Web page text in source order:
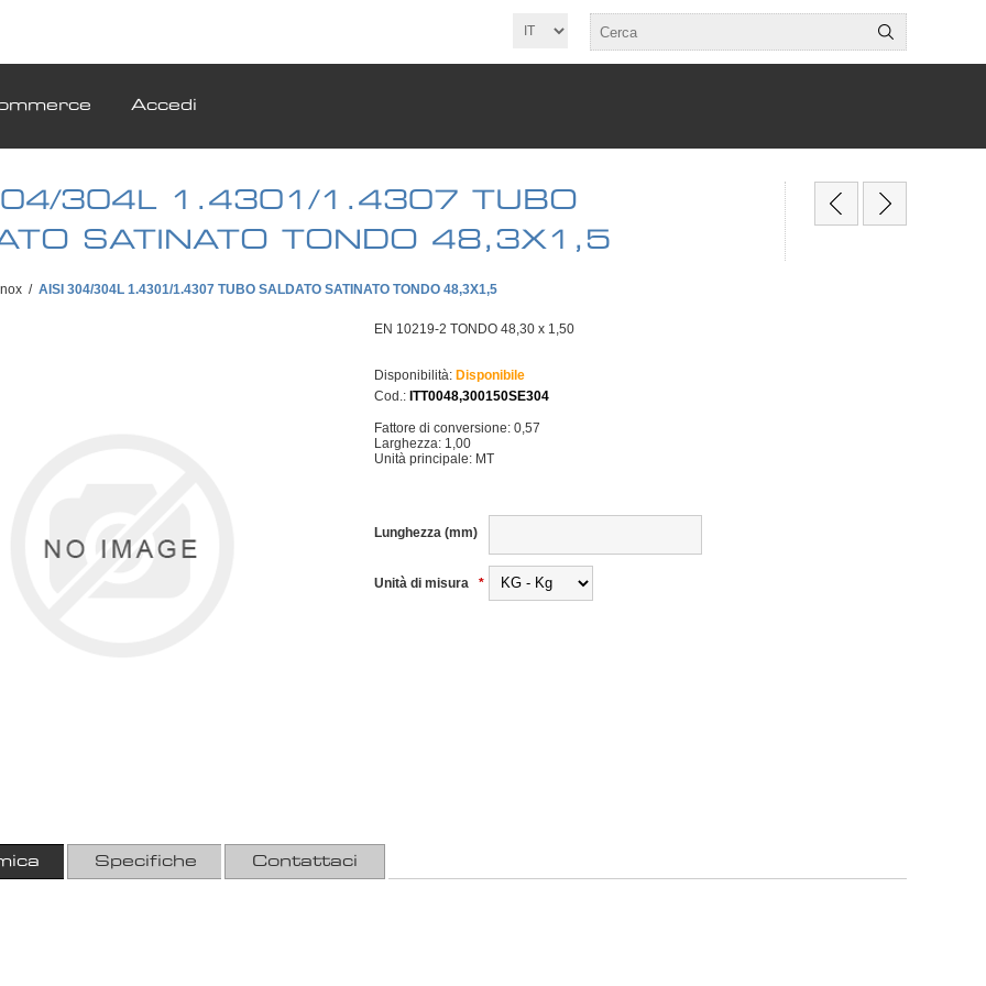
Accedi
304L 1.4301/1.4307 TUBO
SATINATO TONDO 48,3X1,5
/ AISI 304/304L 1.4301/1.4307 TUBO SALDATO SATINATO TONDO 48,3X1,5
EN 10219-2 TONDO 48,30 x 1,50
Disponibilità: Disponibile
Cod.: ITT0048,300150SE304
Fattore di conversione: 0,57
Larghezza: 1,00
Unità principale: MT
Lunghezza (mm)
Unità di misura *
Specifiche Contattaci